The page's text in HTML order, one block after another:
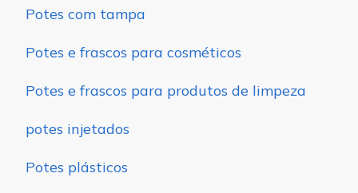
Potes com tampa
Potes e frascos para cosméticos
Potes e frascos para produtos de limpeza
potes injetados
Potes plásticos